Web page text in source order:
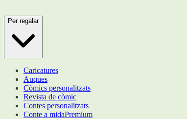
Per regalar
Caricatures
Auques
Còmics personalitzats
Revista de còmic
Contes personalitzats
Conte a midaPremium